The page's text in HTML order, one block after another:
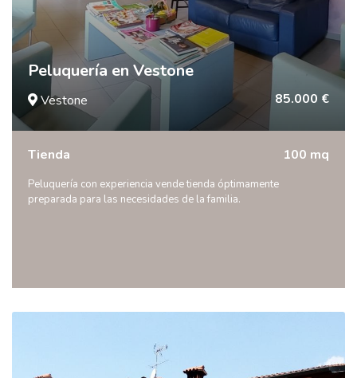
Peluquería en Vestone
Vestone 85.000 €
Tienda 100 mq
Peluquería con experiencia vende tienda óptimamente
preparada para las necesidades de la familia.